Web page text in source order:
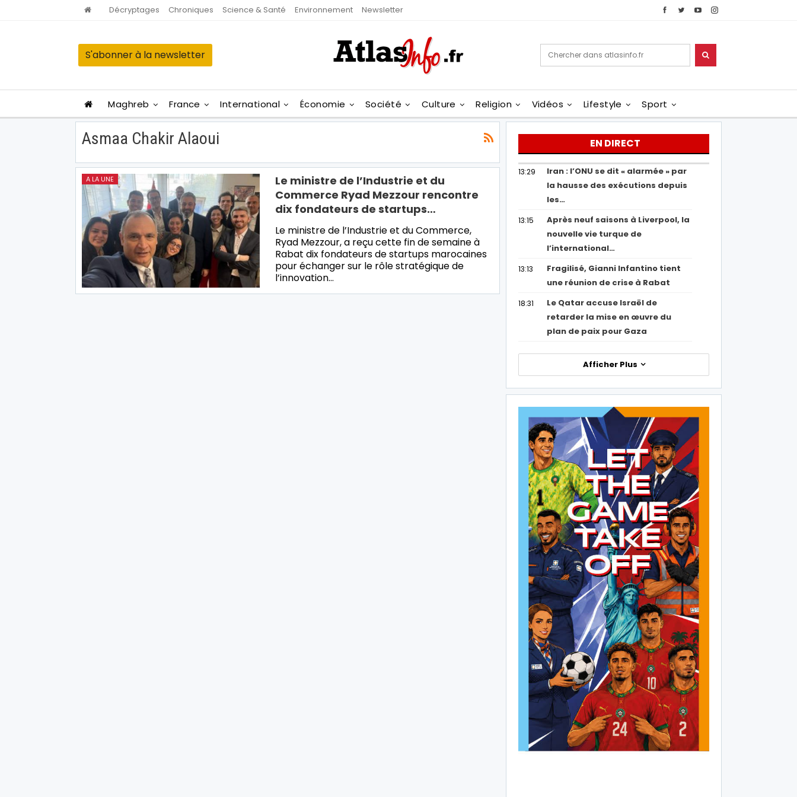
Décryptages Chroniques Science & Santé Environnement Newsletter
S'abonner à la newsletter
Maghreb France International Économie Société Culture Religion Vidéos Lifestyle Sport
Asmaa Chakir Alaoui
A LA UNE
Le ministre de l’Industrie et du
Commerce Ryad Mezzour rencontre
dix fondateurs de startups…
Le ministre de l’Industrie et du Commerce,
Ryad Mezzour, a reçu cette fin de semaine à
Rabat dix fondateurs de startups marocaines
pour échanger sur le rôle stratégique de
l’innovation…
EN DIRECT
13:29
Iran : l’ONU se dit « alarmée » par
la hausse des exécutions depuis
les…
13:15
Après neuf saisons à Liverpool, la
nouvelle vie turque de
l’international…
13:13
Fragilisé, Gianni Infantino tient
une réunion de crise à Rabat
18:31
Le Qatar accuse Israël de
retarder la mise en œuvre du
plan de paix pour Gaza
Afficher Plus